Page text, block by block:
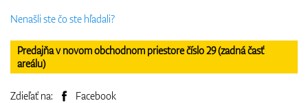
Nenašli ste čo ste hľadali?
Predajňa v novom obchodnom priestore číslo 29 (zadná časť
areálu)
Zdieľať na: Facebook